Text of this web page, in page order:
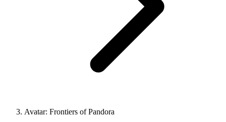
Avatar: Frontiers of Pandora